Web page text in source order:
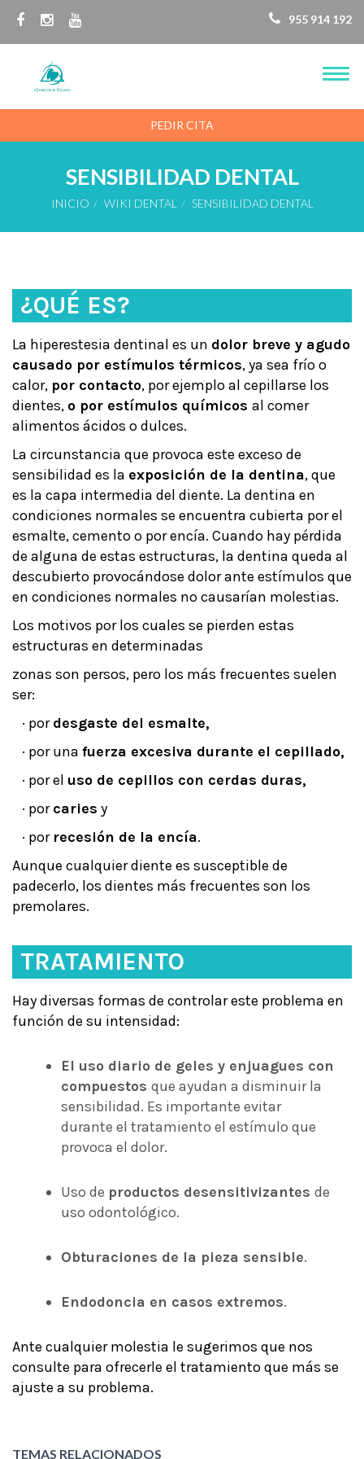
955 914 192
PEDIR CITA
SENSIBILIDAD DENTAL
INICIO WIKI DENTAL SENSIBILIDAD DENTAL
¿QUÉ ES?
La hiperestesia dentinal es un dolor breve y agudo
causado por estímulos térmicos, ya sea frío o
calor, por contacto, por ejemplo al cepillarse los
dientes, o por estímulos químicos al comer
alimentos ácidos o dulces.
La circunstancia que provoca este exceso de
sensibilidad es la exposición de la dentina, que
es la capa intermedia del diente. La dentina en
condiciones normales se encuentra cubierta por el
esmalte, cemento o por encía. Cuando hay pérdida
de alguna de estas estructuras, la dentina queda al
descubierto provocándose dolor ante estímulos que
en condiciones normales no causarían molestias.
Los motivos por los cuales se pierden estas
estructuras en determinadas
zonas son persos, pero los más frecuentes suelen
ser:
· pordesgaste del esmalte,
· por una fuerza excesiva durante el cepillado,
· por el uso de cepillos con cerdas duras,
· porcaries y
· por recesión de la encía.
Aunque cualquier diente es susceptible de
padecerlo, los dientes más frecuentes son los
premolares.
TRATAMIENTO
Hay diversas formas de controlar este problema en
función de su intensidad:
El uso diario de geles y enjuagues con
compuestos que ayudan a disminuir la
sensibilidad. Es importante evitar
durante el tratamiento el estímulo que
provoca el dolor.
Uso de productos desensitivizantes de
uso odontológico.
Obturaciones de la pieza sensible.
Endodoncia en casos extremos.
Ante cualquier molestia le sugerimos que nos
consulte para ofrecerle el tratamiento que más se
ajuste a su problema.
TEMAS RELACIONADOS